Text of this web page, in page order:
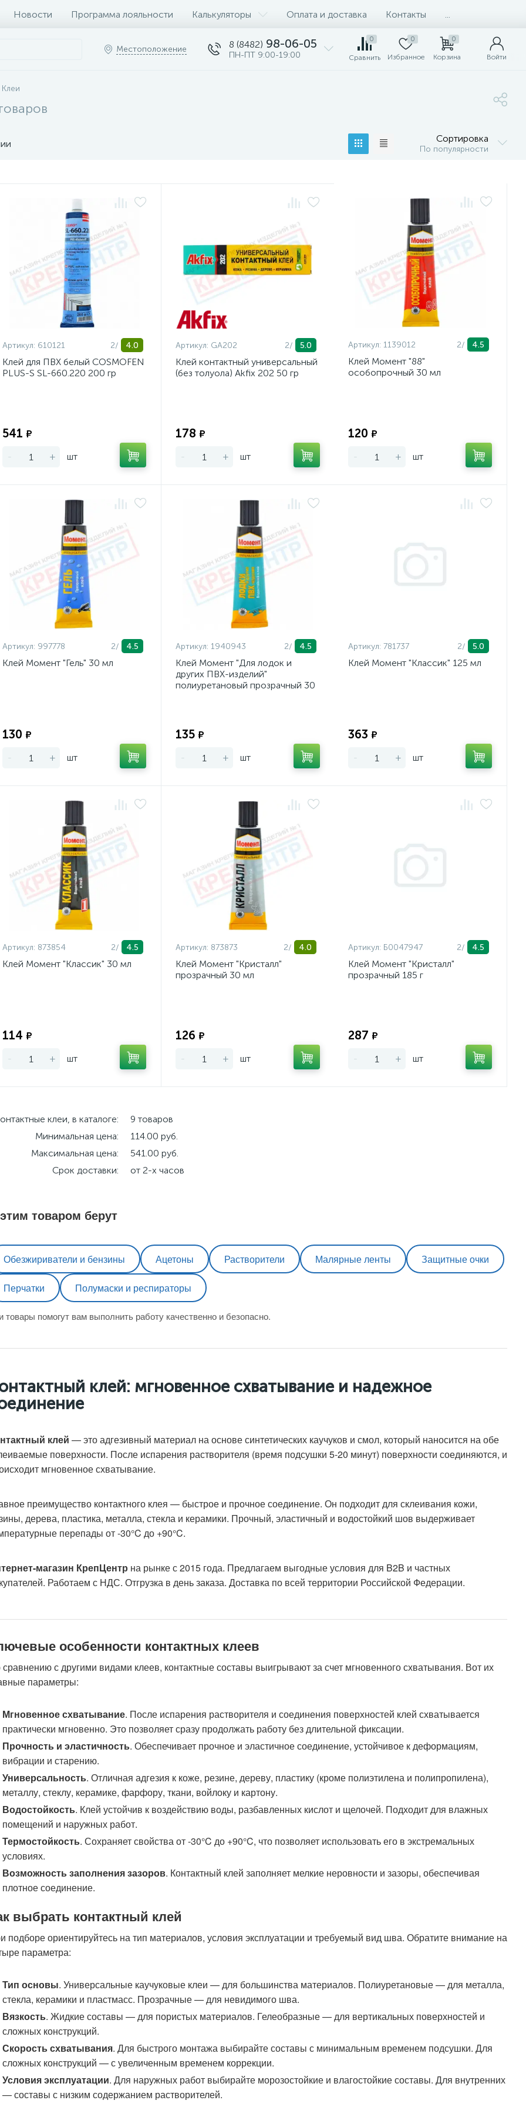
Новости Программа лояльности Калькуляторы Оплата и доставка Контакты
Местоположение 8 (8482) 98-06-05
ПН-ПТ 9:00-19:00
0
Сравнить
0
Избранное
0
Корзина Войти
Клеи
Сортировка
По популярности
Артикул: 610121 2/ 4.0
Клей для ПВХ белый COSMOFEN
PLUS-S SL-660.220 200 гр
541 ₽
- + шт
Артикул: GA202 2/ 5.0
Клей контактный универсальный
(без толуола) Akfix 202 50 гр
178 ₽
- + шт
Артикул: 1139012 2/ 4.5
Клей Момент "88"
особопрочный 30 мл
120 ₽
- + шт
Артикул: 997778 2/ 4.5
Клей Момент "Гель" 30 мл
130 ₽
- + шт
Артикул: 1940943 2/ 4.5
Клей Момент "Для лодок и
других ПВХ-изделий"
полиуретановый прозрачный 30
135 ₽
- + шт
Артикул: 781737 2/ 5.0
Клей Момент "Классик" 125 мл
363 ₽
- + шт
Артикул: 873854 2/ 4.5
Клей Момент "Классик" 30 мл
114 ₽
- + шт
Артикул: 873873 2/ 4.0
Клей Момент "Кристалл"
прозрачный 30 мл
126 ₽
- + шт
Артикул: Б0047947 2/ 4.5
Клей Момент "Кристалл"
прозрачный 185 г
287 ₽
- + шт
клеи, в каталоге:
9 товаров
Минимальная цена:
114.00 руб.
Максимальная цена:
541.00 руб.
Срок доставки:
от 2-х часов
товаром берут
Обезжириватели и бензины Ацетоны Растворители Малярные ленты Защитные очки
Перчатки Полумаски и респираторы
товары помогут вам выполнить работу качественно и безопасно.
клей: мгновенное схватывание и надежное
клей — это адгезивный материал на основе синтетических каучуков и смол, который наносится на обе
поверхности. После испарения растворителя (время подсушки 5-20 минут) поверхности соединяются, и
мгновенное схватывание.
преимущество контактного клея — быстрое и прочное соединение. Он подходит для склеивания кожи,
дерева, пластика, металла, стекла и керамики. Прочный, эластичный и водостойкий шов выдерживает
перепады от -30°C до +90°C.
магазин КрепЦентр на рынке с 2015 года. Предлагаем выгодные условия для B2B и частных
Работаем с НДС. Отгрузка в день заказа. Доставка по всей территории Российской Федерации.
особенности контактных клеев
с другими видами клеев, контактные составы выигрывают за счет мгновенного схватывания. Вот их
параметры:
Мгновенное схватывание. После испарения растворителя и соединения поверхностей клей схватывается
практически мгновенно. Это позволяет сразу продолжать работу без длительной фиксации.
Прочность и эластичность. Обеспечивает прочное и эластичное соединение, устойчивое к деформациям,
вибрации и старению.
Универсальность. Отличная адгезия к коже, резине, дереву, пластику (кроме полиэтилена и полипропилена),
металлу, стеклу, керамике, фарфору, ткани, войлоку и картону.
Водостойкость. Клей устойчив к воздействию воды, разбавленных кислот и щелочей. Подходит для влажных
помещений и наружных работ.
Термостойкость. Сохраняет свойства от -30°C до +90°C, что позволяет использовать его в экстремальных
условиях.
Возможность заполнения зазоров. Контактный клей заполняет мелкие неровности и зазоры, обеспечивая
плотное соединение.
выбрать контактный клей
подборе ориентируйтесь на тип материалов, условия эксплуатации и требуемый вид шва. Обратите внимание на
параметра:
Тип основы. Универсальные каучуковые клеи — для большинства материалов. Полиуретановые — для металла,
стекла, керамики и пластмасс. Прозрачные — для невидимого шва.
Вязкость. Жидкие составы — для пористых материалов. Гелеобразные — для вертикальных поверхностей и
сложных конструкций.
Скорость схватывания. Для быстрого монтажа выбирайте составы с минимальным временем подсушки. Для
сложных конструкций — с увеличенным временем коррекции.
Условия эксплуатации. Для наружных работ выбирайте морозостойкие и влагостойкие составы. Для внутренних
— составы с низким содержанием растворителей.